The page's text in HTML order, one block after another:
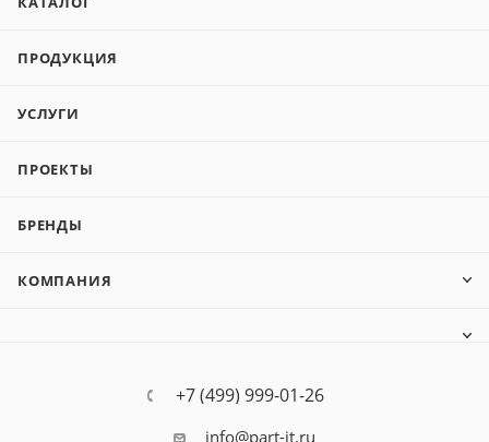
ПРОДУКЦИЯ
УСЛУГИ
ПРОЕКТЫ
БРЕНДЫ
КОМПАНИЯ
+7 (499) 999-01-26
info@part-it.ru